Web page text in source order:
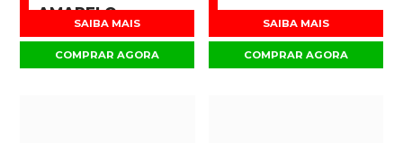
AMARELO
SAIBA MAIS
COMPRAR AGORA
SAIBA MAIS
COMPRAR AGORA